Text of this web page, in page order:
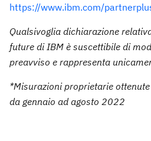
https://www.ibm.com/
Qualsivoglia dichiarazione
future di IBM è suscettibile di
preavviso e rappresenta
*Misurazioni proprietarie
da gennaio ad agosto 2022